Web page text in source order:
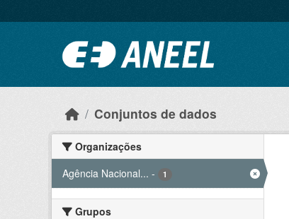
Conjuntos de dados
Organizações
Agência Nacional... - 1
Grupos